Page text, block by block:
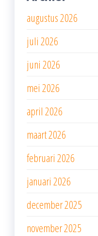
augustus 2026
juli 2026
juni 2026
mei 2026
april 2026
maart 2026
februari 2026
januari 2026
december 2025
november 2025